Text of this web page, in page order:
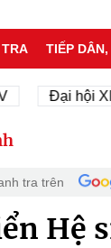
TIẾP
Đại hội XIV
tra trên
Hệ